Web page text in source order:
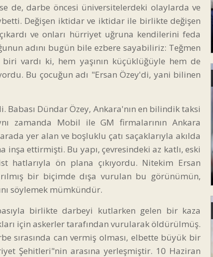
de, darbe öncesi üniversitelerdeki olaylarda ve
Değişen iktidar ve iktidar ile birlikte değişen
ve onları hürriyet uğruna kendilerini feda
adını bugün bile ezbere sayabiliriz: Teğmen
vardı ki, hem yaşının küçüklüğüyle hem de
Bu çocuğun adı "Ersan Özey'di, yani bilinen
Babası Dündar Özey, Ankara'nın en bilindik taksi
zamanda Mobil ile GM firmalarının Ankara
yer alan ve boşluklu çatı saçaklarıyla akılda
inşa ettirmişti. Bu yapı, çevresindeki az katlı, eski
hatlarıyla ön plana çıkıyordu. Nitekim Ersan
bir biçimde dışa vurulan bu görünümün,
söylemek mümkündür.
birlikte darbeyi kutlarken gelen bir kaza
için askerler tarafından vurularak öldürülmüş.
sırasında can vermiş olması, elbette büyük bir
Şehitleri"nin arasına yerleşmiştir. 10 Haziran